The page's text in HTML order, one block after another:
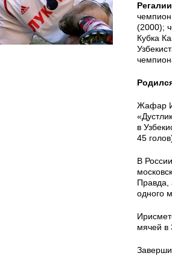
чемпион
(2000);
Кубка
Жафар
в
45
В
Правда,
одного
мячей в